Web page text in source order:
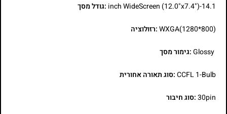
14.1-inch WideScreen (12.0"x7.4") :גודל מסך
WXGA(1280*800):רזולוציה
Glossy:גימור מסך
CCFL 1-Bulb:סוג תאורה אחורית
30pin:סוג חיבור